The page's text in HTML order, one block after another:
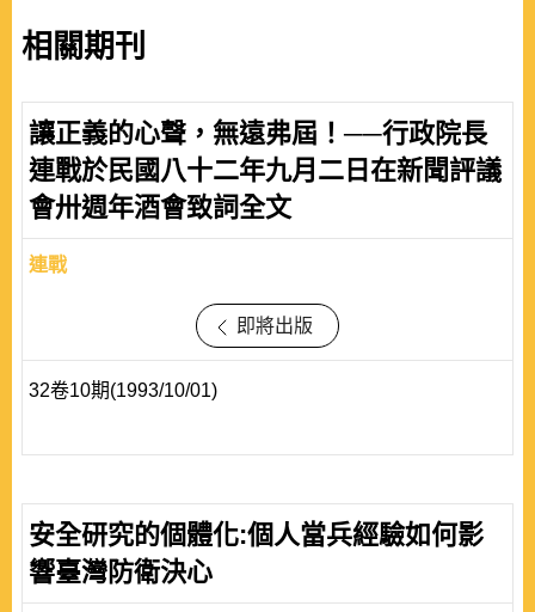
相關期刊
讓正義的心聲，無遠弗屆！──行政院長
連戰於民國八十二年九月二日在新聞評議
會卅週年酒會致詞全文
連戰
即將出版
32卷10期(1993/10/01)
安全研究的個體化:個人當兵經驗如何影
響臺灣防衛決心